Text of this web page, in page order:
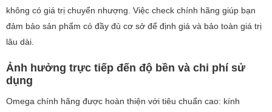
không có giá trị chuyển nhượng. Việc check chính hãng giúp bạn
đảm bảo sản phẩm có đầy đủ cơ sở để định giá và bảo toàn giá trị
lâu dài.
Ảnh hưởng trực tiếp đến độ bền và chi phí sử
dụng
Omega chính hãng được hoàn thiện với tiêu chuẩn cao: kính